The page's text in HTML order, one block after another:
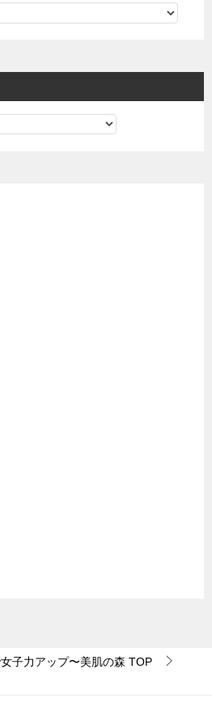
子力アップ〜美肌の森 TOP